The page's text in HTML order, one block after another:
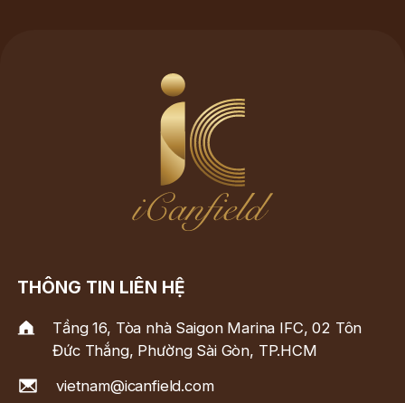
THÔNG TIN LIÊN HỆ
Tầng 16, Tòa nhà Saigon Marina IFC, 02 Tôn
Đức Thắng, Phường Sài Gòn, TP.HCM
vietnam@icanfield.com